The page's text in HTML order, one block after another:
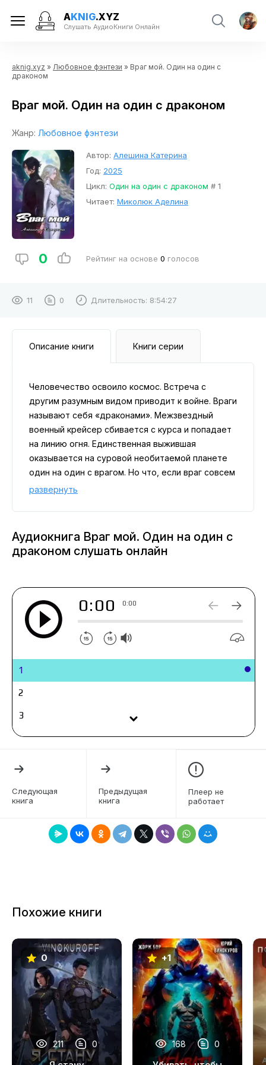
AKNIG.XYZ
Слушать АудиоКниги Онлайн
aknig.xyz » Любовное фэнтези » Враг мой. Один на один с
драконом
Враг мой. Один на один с драконом
Жанр: Любовное фэнтези
Автор: Алешина Катерина
Год: 2025
Цикл: Один на один с драконом # 1
Читает: Миколюк Аделина
0 Рейтинг на основе 0 голосов
11 0 Длительность: 8:54:27
Описание книги Книги серии
Человечество освоило космос. Встреча с
другим разумным видом приводит к войне. Враги
называют себя «драконами». Межзвездный
военный крейсер сбивается с курса и попадает
на линию огня. Единственная выжившая
оказывается на суровой необитаемой планете
один на один с врагом. Но что, если враг совсем
не такой, каким люди его представляли? Что,
развернуть
Аудиокнига Враг мой. Один на один с
драконом слушать онлайн
0:00 0:00
1
2
3
4
7
12
13
14
15
16
17
18
Следующая
книга
Предыдущая
книга
Плеер не
работает
Похожие книги
0
211 0
+1
168 0